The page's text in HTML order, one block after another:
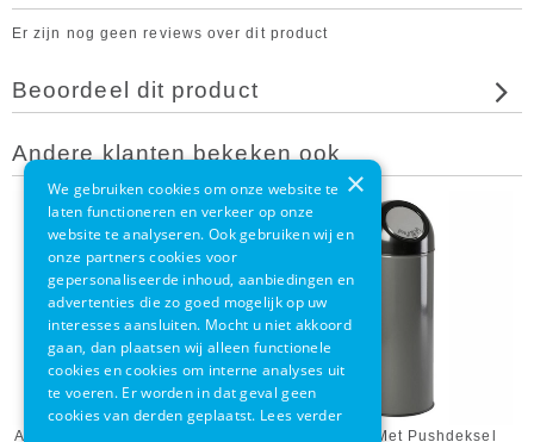
Er zijn nog geen reviews over dit product
Beoordeel dit product
Andere klanten bekeken ook
Afvalbak Met Pushdeksel Rood
Afvalbak Met Pushdeksel
×
We gebruiken cookies om onze website te
laten functioneren en verkeer op onze
website te analyseren. Ook gebruiken wij en
onze partners cookies voor
gepersonaliseerde inhoud, aanbiedingen en
advertenties die zo goed mogelijk op uw
interesses aansluiten. Mocht u niet akkoord
gaan, dan plaatsen wij alleen functionele
cookies en cookies om interne analyses uit
te voeren. Er worden in dat geval geen
cookies van derden geplaatst. Lees verder